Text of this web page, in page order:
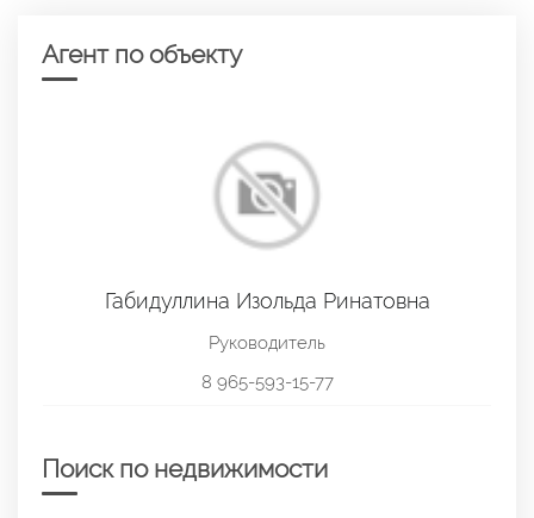
Агент по объекту
Габидуллина Изольда Ринатовна
Руководитель
8 965-593-15-77
Поиск по недвижимости